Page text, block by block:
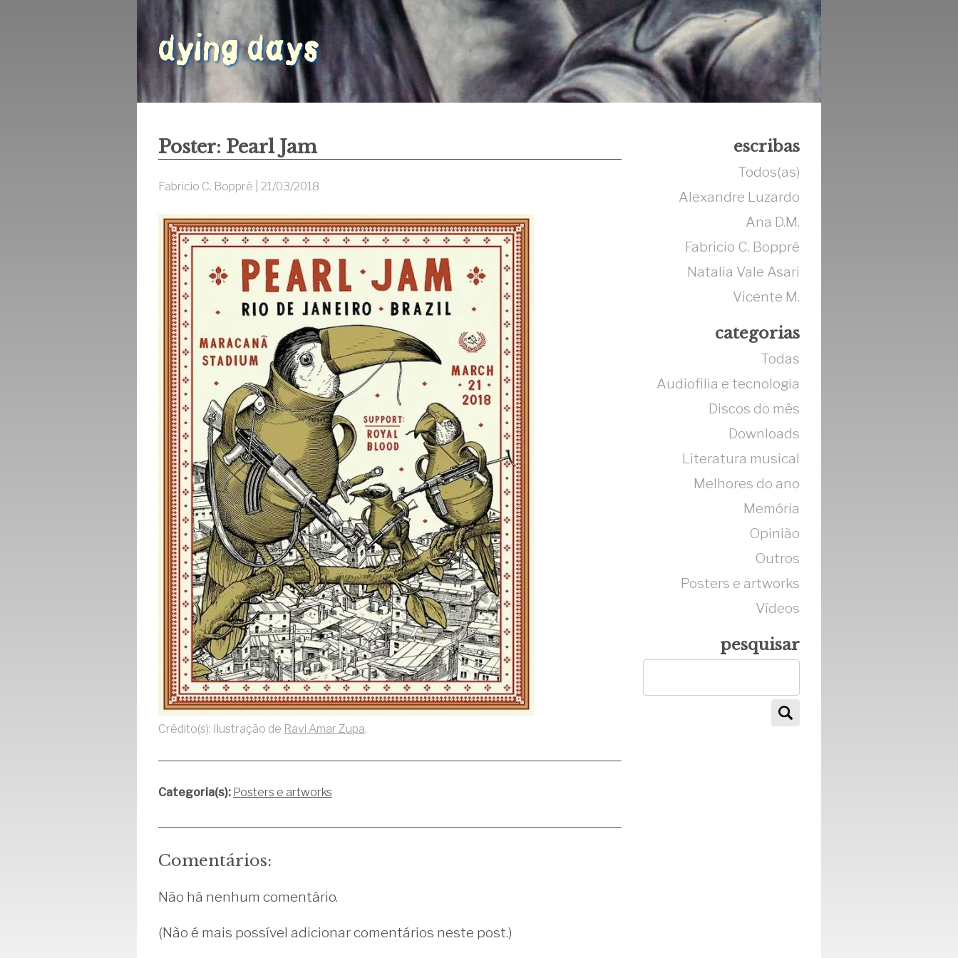
Poster: Pearl Jam
Fabricio C. Boppré | 21/03/2018
Crédito(s): Ilustração de Ravi Amar Zupa.
Categoria(s): Posters e artworks
Comentários:
Não há nenhum comentário.
(Não é mais possível adicionar comentários neste post.)
escribas
Todos(as)
Alexandre Luzardo
Ana D.M.
Fabricio C. Boppré
Natalia Vale Asari
Vicente M.
categorias
Todas
Audiofilia e tecnologia
Discos do mês
Downloads
Literatura musical
Melhores do ano
Memória
Opinião
Outros
Posters e artworks
Vídeos
pesquisar